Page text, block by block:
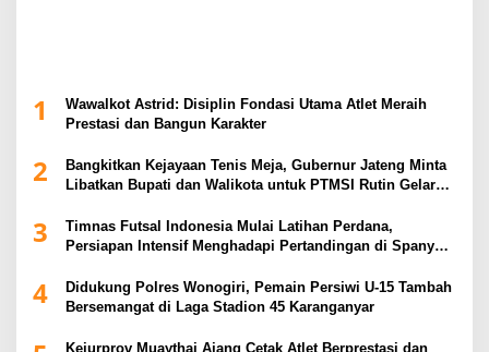
1
Wawalkot Astrid: Disiplin Fondasi Utama Atlet Meraih
Prestasi dan Bangun Karakter
2
Bangkitkan Kejayaan Tenis Meja, Gubernur Jateng Minta
Libatkan Bupati dan Walikota untuk PTMSI Rutin Gelar
3
Timnas Futsal Indonesia Mulai Latihan Perdana,
Persiapan Intensif Menghadapi Pertandingan di Spanyol
4
Didukung Polres Wonogiri, Pemain Persiwi U-15 Tambah
Bersemangat di Laga Stadion 45 Karanganyar
Kejurprov Muaythai Ajang Cetak Atlet Berprestasi dan